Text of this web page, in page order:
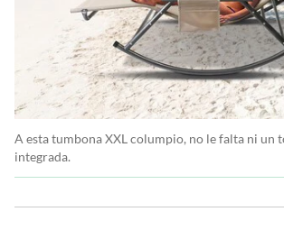
A esta tumbona XXL columpio, no le falta ni un
integrada.